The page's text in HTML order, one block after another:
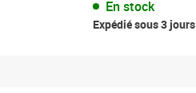
En stock
Expédié sous 3 jours